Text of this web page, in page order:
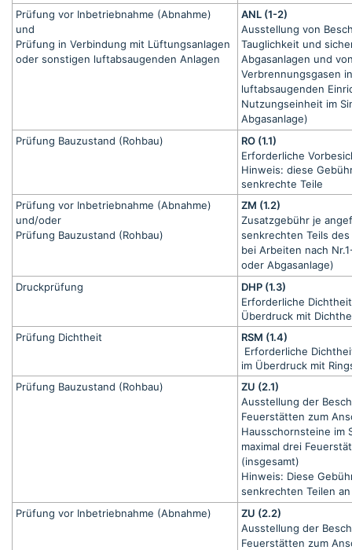
Prüfung vor Inbetriebnahme (Abnahme)
und
Prüfung in Verbindung mit Lüftungsanlagen
oder sonstigen luftabsaugenden Anlagen
ANL (1-2)
Ausstellung von
Tauglichkeit und
Abgasanlagen und
Verbrennungsgasen
luftabsaugenden
Nutzungseinheit im
Abgasanlage)
Prüfung Bauzustand (Rohbau)
RO (1.1)
Erforderliche
Hinweis: diese
senkrechte Teile
Prüfung vor Inbetriebnahme (Abnahme)
und/oder
Prüfung Bauzustand (Rohbau)
ZM (1.2)
Zusatzgebühr je
senkrechten Teils
bei Arbeiten nach
oder Abgasanlage)
Druckprüfung
DHP (1.3)
Erforderliche
Überdruck mit
Prüfung Dichtheit
RSM (1.4)
Erforderliche
im Überdruck mit
Prüfung Bauzustand (Rohbau)
ZU (2.1)
Ausstellung der
Feuerstätten zum
Hausschornsteine im
maximal drei
(insgesamt)
Hinweis: Diese
senkrechten Teilen an
Prüfung vor Inbetriebnahme (Abnahme)
ZU (2.2)
Ausstellung der
Feuerstätten zum